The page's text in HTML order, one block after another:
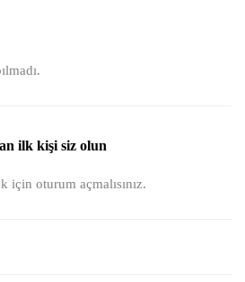
ilk kişi siz olun
için oturum açmalısınız.